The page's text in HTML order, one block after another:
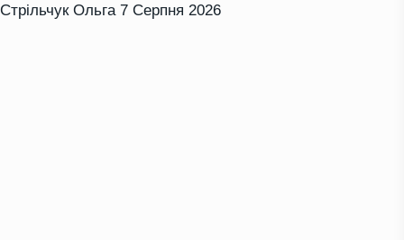
Стрільчук Ольга 7 Серпня 2026